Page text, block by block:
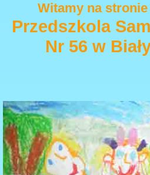
Witamy na
Przedszkola
Nr 56 w